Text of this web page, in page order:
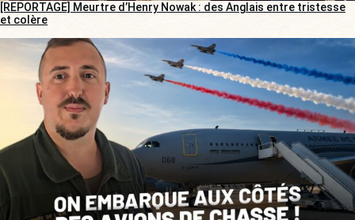
[REPORTAGE] Meurtre d’Henry Nowak : des Anglais entre tristesse
et colère